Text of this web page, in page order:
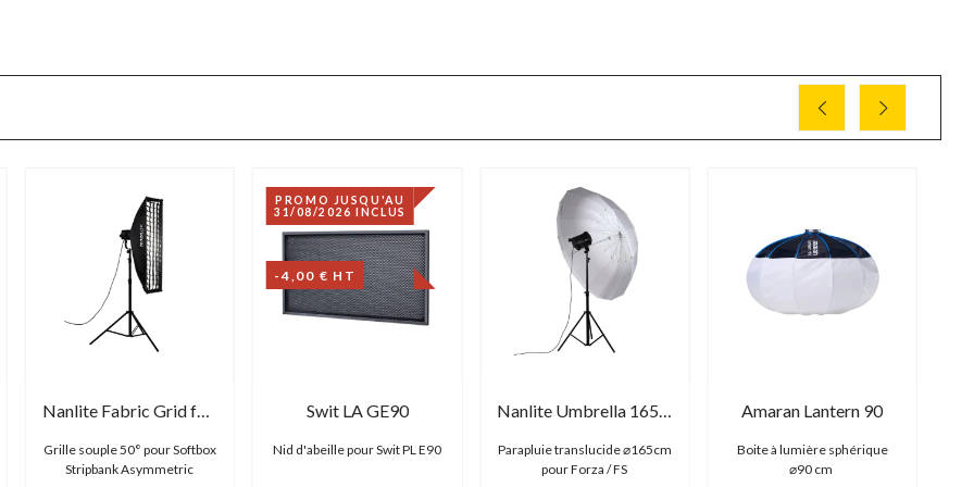
Nanlite Fabric Grid for Softbox Stripbank Asymmetric 45x110
Grille souple 50° pour Softbox
Stripbank Asymmetric
PROMO JUSQU'AU
31/08/2026 INCLUS
-4,00 € HT
Swit LA GE90
Nid d'abeille pour Swit PL E90
Nanlite Umbrella 165 Deep Translucent
Parapluie translucide ⌀165cm
pour Forza / FS
Amaran Lantern 90
Boite à lumière sphérique
⌀90 cm